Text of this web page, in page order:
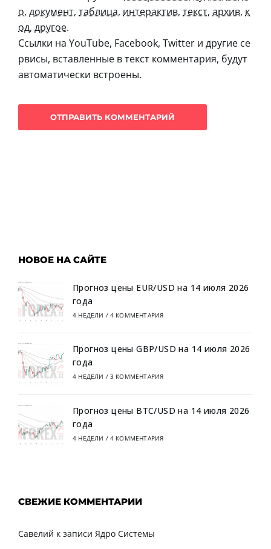
о, документ, таблица, интерактив, текст, архив, к
од, другое.
Ссылки на YouTube, Facebook, Twitter и другие се
рвисы, вставленные в текст комментария, будут
автоматически встроены.
НОВОЕ НА САЙТЕ
Прогноз цены EUR/USD на 14 июля 2026
года
4 НЕДЕЛИ / 4 КОММЕНТАРИЯ
Прогноз цены GBP/USD на 14 июля 2026
года
4 НЕДЕЛИ / 3 КОММЕНТАРИЯ
Прогноз цены BTC/USD на 14 июля 2026
года
4 НЕДЕЛИ / 4 КОММЕНТАРИЯ
СВЕЖИЕ КОММЕНТАРИИ
Савелий к записи Ядро Системы